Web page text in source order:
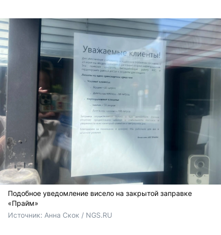
Подобное уведомление висело на закрытой заправке
«Прайм»
Источник: Анна Скок / NGS.RU